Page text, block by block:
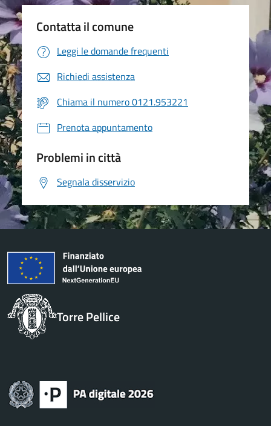
Contatta il comune
Leggi le domande frequenti
Richiedi assistenza
Chiama il numero 0121.953221
Prenota appuntamento
Problemi in città
Segnala disservizio
Torre Pellice